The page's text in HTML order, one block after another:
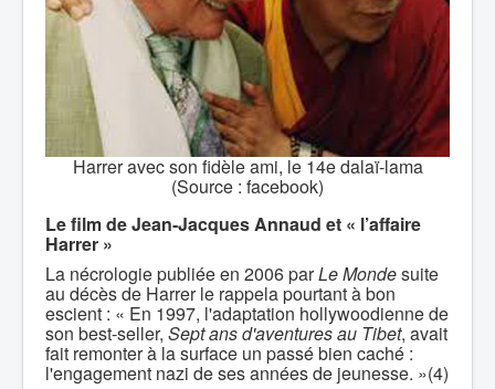
Harrer avec son fidèle ami, le 14e dalaï-lama
(Source : facebook)
Le film de Jean-Jacques Annaud et « l’affaire
Harrer »
La nécrologie publiée en 2006 parLe Mondesuite
au décès de Harrer le rappela pourtant à bon
escient : « En 1997, l'adaptation hollywoodienne de
son best-seller, Sept ans d'aventures au Tibet, avait
fait remonter à la surface un passé bien caché :
l'engagement nazi de ses années de jeunesse. »(4)